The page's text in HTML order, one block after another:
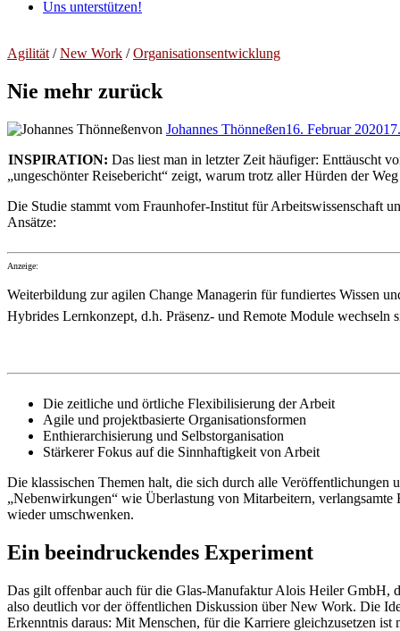
Uns unterstützen!
Agilität /New Work /Organisationsentwicklung
Nie mehr zurück
von Johannes Thönneßen16. Februar 2020
INSPIRATION: Das liest man in letzter Zeit häufiger: Enttäuscht
„ungeschönter Reisebericht“ zeigt, warum trotz aller Hürden der
Die Studie stammt vom Fraunhofer-Institut für Arbeitswissenschaft
Ansätze:
Anzeige:
Weiterbildung zur agilen Change Managerin für fundiertes Wissen
Hybrides Lernkonzept, d.h. Präsenz- und Remote Module wechseln
Die zeitliche und örtliche Flexibilisierung der Arbeit
Agile und projektbasierte Organisationsformen
Enthierarchisierung und Selbstorganisation
Stärkerer Fokus auf die Sinnhaftigkeit von Arbeit
Die klassischen Themen halt, die sich durch alle
„Nebenwirkungen“ wie Überlastung von Mitarbeitern, verlangsamte
wieder umschwenken.
Ein beeindruckendes Experiment
Das gilt offenbar auch für die Glas-Manufaktur Alois Heiler GmbH,
also deutlich vor der öffentlichen Diskussion über New Work. Die
Erkenntnis daraus: Mit Menschen, für die Karriere gleichzusetzen